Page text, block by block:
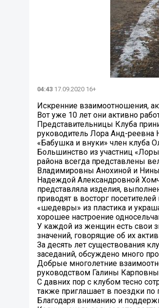
04:43 17.09.2020 16+
Искренние взаимоотношения,
Вот уже 10 лет они активно
Представительницы Клуба
руководитель Лора Анд-реевна
«Бабушка и внуки» член клуба
Большинство из участниц
района всегда представлены
Владимировны Анохиной и
Надеждой Александровной
представляла изделия,
приводят в восторг
«шедевры» из пластика и
хорошее настроение
У каждой из женщин есть свои
значений, говорящие об их
За десять лет существования
заседаний, обсуждено много
Добрые многолетние
руководством Галины Карповны
С давних пор с клубом тесно
также приглашает в поездки по
Благодаря вниманию и